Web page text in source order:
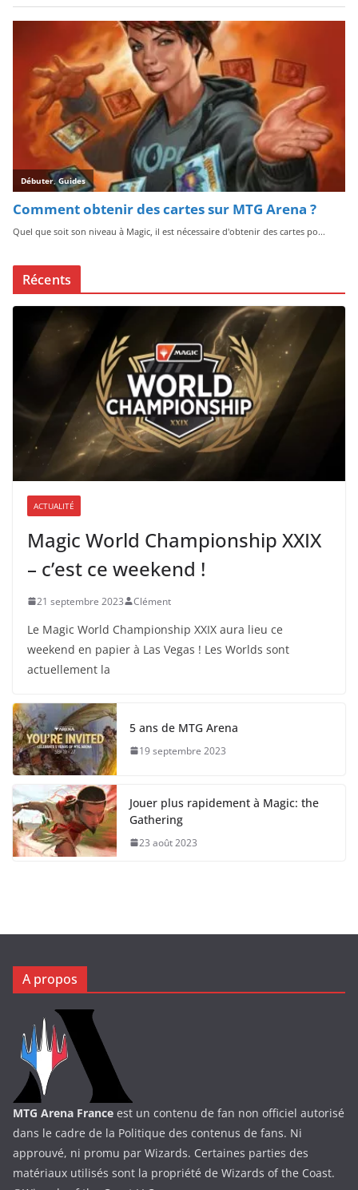
Récents
ACTUALITÉ
Magic World Championship XXIX
– c’est ce weekend !
21 septembre 2023 Clément
Le Magic World Championship XXIX aura lieu ce
weekend en papier à Las Vegas ! Les Worlds sont
actuellement la
5 ans de MTG Arena
19 septembre 2023
Jouer plus rapidement à Magic: the
Gathering
23 août 2023
A propos
MTG Arena France est un contenu de fan non officiel autorisé
dans le cadre de la Politique des contenus de fans. Ni
approuvé, ni promu par Wizards. Certaines parties des
matériaux utilisés sont la propriété de Wizards of the Coast.